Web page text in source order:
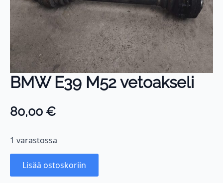
BMW E39 M52 vetoakseli
80,00 €
1 varastossa
Lisää ostoskoriin